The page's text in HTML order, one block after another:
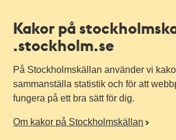
Kakor på
.stockholm.se
På Stockholmskällan använder vi
sammanställa statistik och för att
fungera på ett bra sätt för dig.
Om kakor på Stockholmskällan